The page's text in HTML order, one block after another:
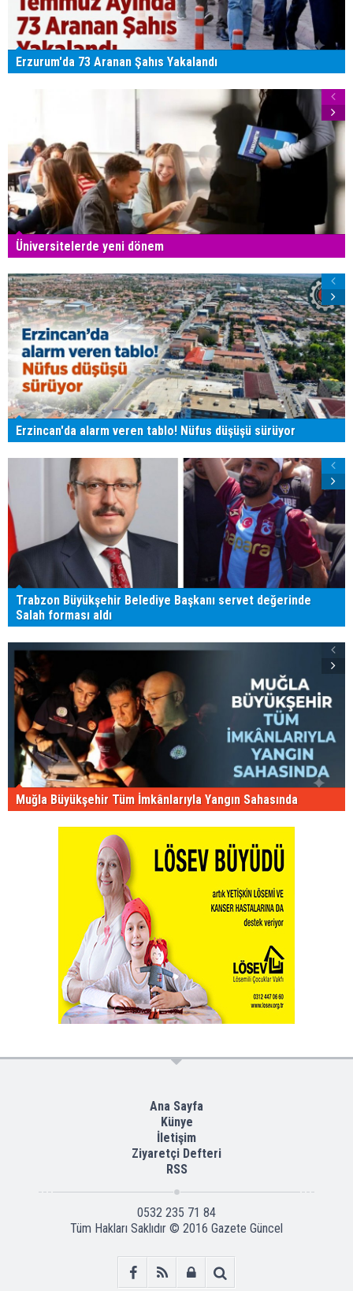
Erzurum'da 73 Aranan Şahıs Yakalandı
Üniversitelerde yeni dönem
Erzincan'da alarm veren tablo! Nüfus düşüşü sürüyor
Trabzon Büyükşehir Belediye Başkanı servet değerinde
Salah forması aldı
Muğla Büyükşehir Tüm İmkânlarıyla Yangın Sahasında
Ana Sayfa
Künye
İletişim
Ziyaretçi Defteri
RSS
0532 235 71 84
Tüm Hakları Saklıdır © 2016 Gazete Güncel